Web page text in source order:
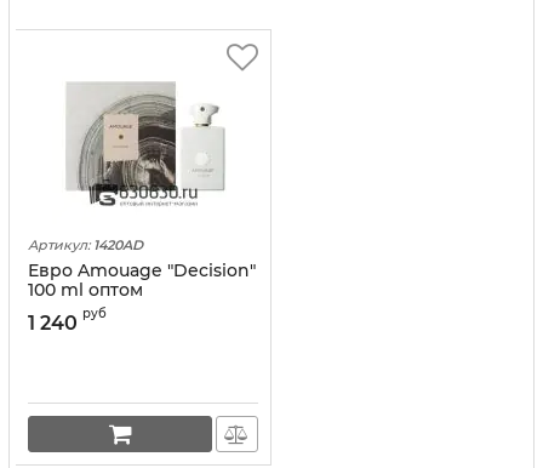
Артикул: 1420AD
Евро Amouage "Decision"
100 ml оптом
1 240 руб